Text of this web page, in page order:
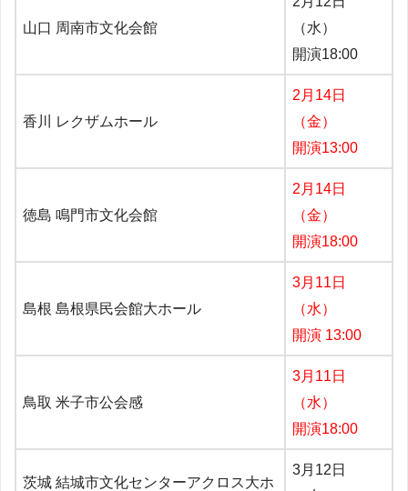
山口 周南市文化会館
（水）
開演18:00
香川 レクザムホール
2月14日
（金）
開演13:00
徳島 鳴門市文化会館
2月14日
（金）
開演18:00
島根 島根県民会館大ホール
3月11日
（水）
開演 13:00
鳥取 米子市公会感
3月11日
（水）
開演18:00
茨城 結城市文化センターアクロス大ホ
3月12日